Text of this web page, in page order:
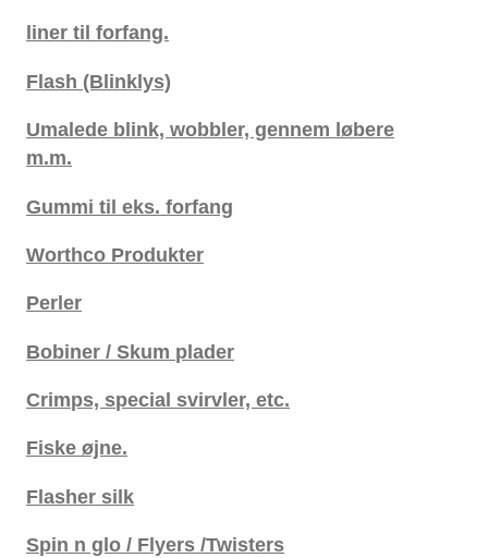
liner til forfang.
Flash (Blinklys)
Umalede blink, wobbler, gennem løbere
m.m.
Gummi til eks. forfang
Worthco Produkter
Perler
Bobiner / Skum plader
Crimps, special svirvler, etc.
Fiske øjne.
Flasher silk
Spin n glo / Flyers /Twisters